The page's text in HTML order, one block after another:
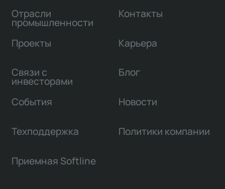
Отрасли
промышленности
Проекты
Связи с
инвесторами
Контакты
Карьера
Блог
События Новости
Техподдержка Политики компании
Приемная Softline